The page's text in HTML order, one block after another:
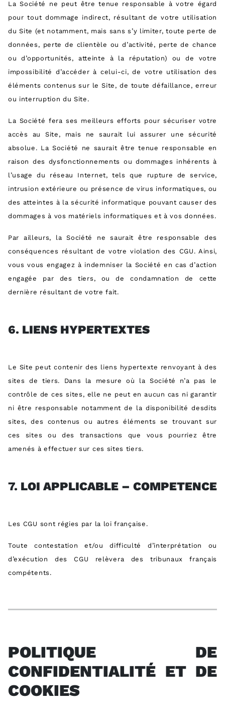
La Société ne peut être tenue responsable à votre égard
pour tout dommage indirect, résultant de votre utilisation
du Site (et notamment, mais sans s’y limiter, toute perte de
données, perte de clientèle ou d’activité, perte de chance
ou d’opportunités, atteinte à la réputation) ou de votre
impossibilité d’accéder à celui-ci, de votre utilisation des
éléments contenus sur le Site, de toute défaillance, erreur
ou interruption du Site.
La Société fera ses meilleurs efforts pour sécuriser votre
accès au Site, mais ne saurait lui assurer une sécurité
absolue. La Société ne saurait être tenue responsable en
raison des dysfonctionnements ou dommages inhérents à
l’usage du réseau Internet, tels que rupture de service,
intrusion extérieure ou présence de virus informatiques, ou
des atteintes à la sécurité informatique pouvant causer des
dommages à vos matériels informatiques et à vos données.
Par ailleurs, la Société ne saurait être responsable des
conséquences résultant de votre violation des CGU. Ainsi,
vous vous engagez à indemniser la Société en cas d’action
engagée par des tiers, ou de condamnation de cette
dernière résultant de votre fait.
6. LIENS HYPERTEXTES
Le Site peut contenir des liens hypertexte renvoyant à des
sites de tiers. Dans la mesure où la Société n’a pas le
contrôle de ces sites, elle ne peut en aucun cas ni garantir
ni être responsable notamment de la disponibilité desdits
sites, des contenus ou autres éléments se trouvant sur
ces sites ou des transactions que vous pourriez être
amenés à effectuer sur ces sites tiers.
7. LOI APPLICABLE – COMPETENCE
Les CGU sont régies par la loi française.
Toute contestation et/ou difficulté d’interprétation ou
d’exécution des CGU relèvera des tribunaux français
compétents.
POLITIQUE DE
CONFIDENTIALITÉ ET DE
COOKIES